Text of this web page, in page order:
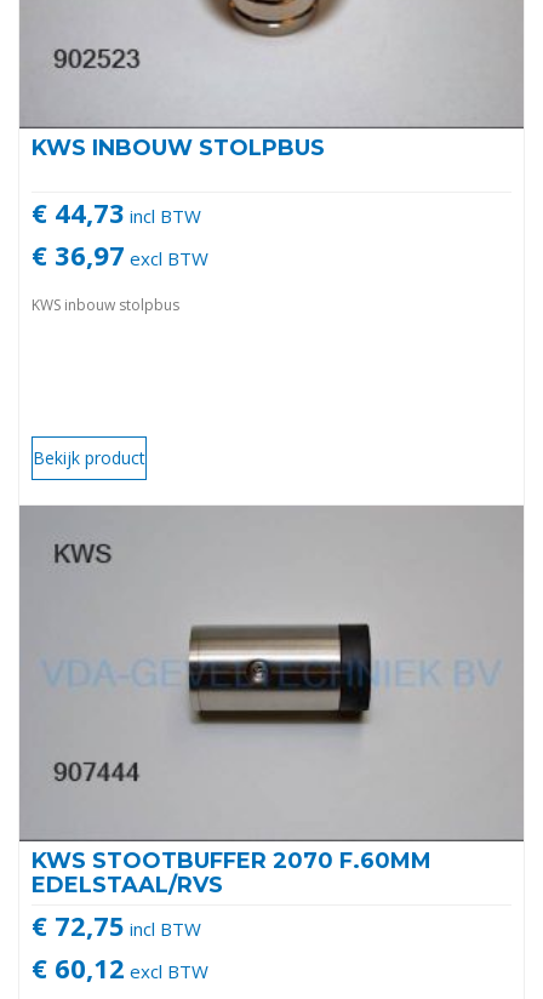
KWS INBOUW STOLPBUS
€ 44,73 incl BTW
€ 36,97 excl BTW
KWS inbouw stolpbus
Bekijk product
KWS STOOTBUFFER 2070 F.60MM
EDELSTAAL/RVS
€ 72,75 incl BTW
€ 60,12 excl BTW